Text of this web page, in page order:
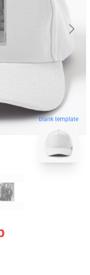
blank template